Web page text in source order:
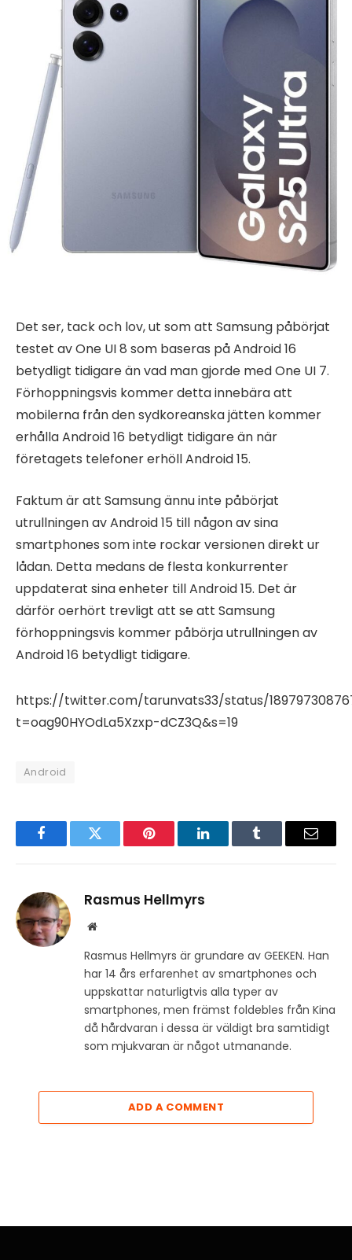
Det ser, tack och lov, ut som att Samsung påbörjat
testet av One UI 8 som baseras på Android 16
betydligt tidigare än vad man gjorde med One UI 7.
Förhoppningsvis kommer detta innebära att
mobilerna från den sydkoreanska jätten kommer
erhålla Android 16 betydligt tidigare än när
företagets telefoner erhöll Android 15.
Faktum är att Samsung ännu inte påbörjat
utrullningen av Android 15 till någon av sina
smartphones som inte rockar versionen direkt ur
lådan. Detta medans de flesta konkurrenter
uppdaterat sina enheter till Android 15. Det är
därför oerhört trevligt att se att Samsung
förhoppningsvis kommer påbörja utrullningen av
Android 16 betydligt tidigare.
https://twitter.com/tarunvats33/status/
t=oag90HYOdLa5Xzxp-dCZ3Q&s=19
Android
FacebookTwitter Pinterest LinkedInTumblr Email
Rasmus Hellmyrs
Website
Rasmus Hellmyrs är grundare av GEEKEN. Han
har 14 års erfarenhet av smartphones och
uppskattar naturligtvis alla typer av
smartphones, men främst foldebles från Kina
då hårdvaran i dessa är väldigt bra samtidigt
som mjukvaran är något utmanande.
ADD A COMMENT